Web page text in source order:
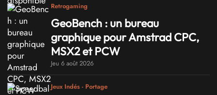
Retrogaming
GeoBench : un bureau
graphique pour Amstrad CPC,
MSX2 et PCW
Jeu 6 août 2026
Jeux Indés - Portage